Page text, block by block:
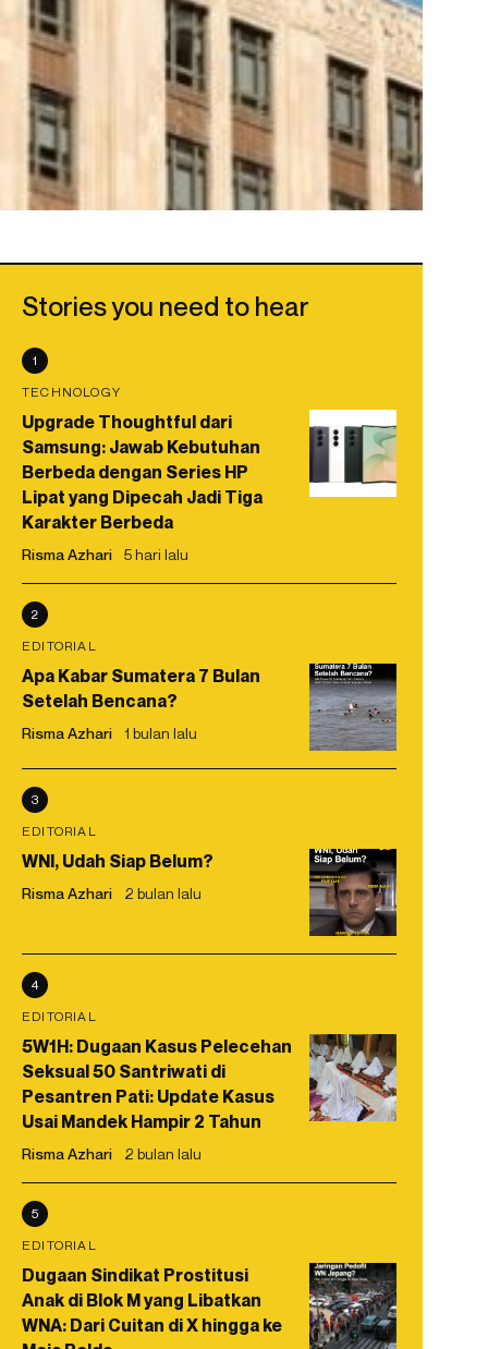
Stories you need to hear
1
TECHNOLOGY
Upgrade Thoughtful dari
Samsung: Jawab Kebutuhan
Berbeda dengan Series HP
Lipat yang Dipecah Jadi Tiga
Karakter Berbeda
Risma Azhari 5 hari lalu
2
EDITORIAL
Apa Kabar Sumatera 7 Bulan
Setelah Bencana?
Risma Azhari 1 bulan lalu
3
EDITORIAL
WNI, Udah Siap Belum?
Risma Azhari 2 bulan lalu
4
EDITORIAL
5W1H: Dugaan Kasus Pelecehan
Seksual 50 Santriwati di
Pesantren Pati: Update Kasus
Usai Mandek Hampir 2 Tahun
Risma Azhari 2 bulan lalu
5
EDITORIAL
Dugaan Sindikat Prostitusi
Anak di Blok M yang Libatkan
WNA: Dari Cuitan di X hingga ke